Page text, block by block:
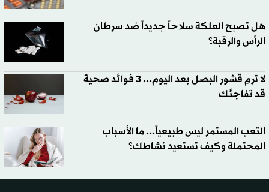
هل تصبح العلكة سلاحاً جديداً ضد سرطان
الرأس والرقبة؟
لا ترمِ قشور البصل بعد اليوم... 3 فوائد صحية
قد تفاجئك
التعب المستمر ليس طبيعياً... ما الأسباب
المحتملة وكيف تستعيد نشاطك؟